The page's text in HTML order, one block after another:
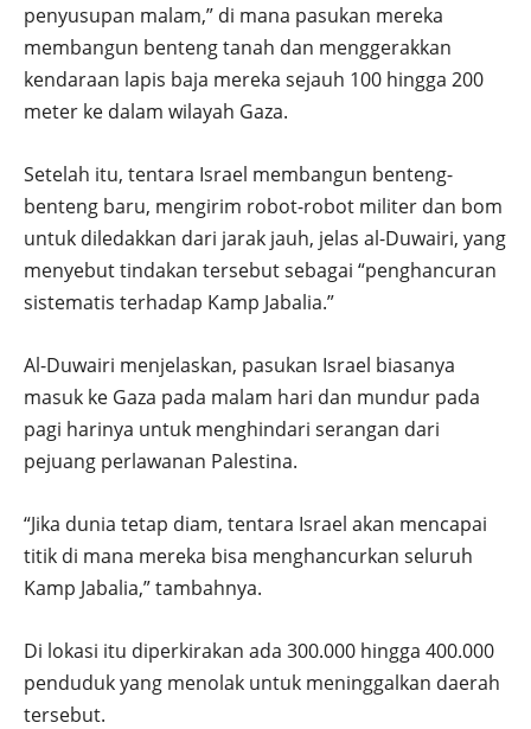
penyusupan malam,” di mana pasukan mereka
membangun benteng tanah dan menggerakkan
kendaraan lapis baja mereka sejauh 100 hingga 200
meter ke dalam wilayah Gaza.
Setelah itu, tentara Israel membangun benteng-
benteng baru, mengirim robot-robot militer dan bom
untuk diledakkan dari jarak jauh, jelas al-Duwairi, yang
menyebut tindakan tersebut sebagai “penghancuran
sistematis terhadap Kamp Jabalia.”
Al-Duwairi menjelaskan, pasukan Israel biasanya
masuk ke Gaza pada malam hari dan mundur pada
pagi harinya untuk menghindari serangan dari
pejuang perlawanan Palestina.
“Jika dunia tetap diam, tentara Israel akan mencapai
titik di mana mereka bisa menghancurkan seluruh
Kamp Jabalia,” tambahnya.
Di lokasi itu diperkirakan ada 300.000 hingga 400.000
penduduk yang menolak untuk meninggalkan daerah
tersebut.